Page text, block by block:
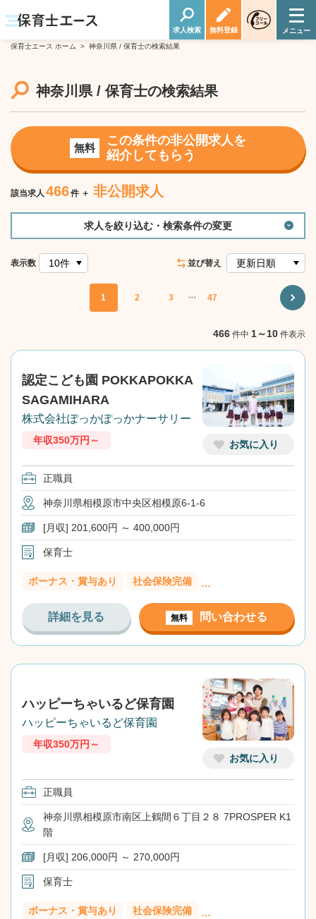
求人検索 無料登録
保育士エース ホーム > 神奈川県 / 保育士の検索結果
神奈川県 / 保育士の検索結果
該当求人 466件 ＋ 非公開求人
無料
この条件の非公開求人を
紹介してもらう
求人を絞り込む・検索条件の変更
表示数
1 2 3 ・・・ 47
並び替え
466 件中 1～10 件表示
お気に入り
認定こども園 POKKAPOKKA
SAGAMIHARA
株式会社ぽっかぽっかナーサリー
年収350万円～
正職員
神奈川県相模原市中央区相模原6-1-6
[月収] 201,600円 ～ 400,000円
保育士
ボーナス・賞与あり 社会保険完備 …
詳細を見る 無料 問い合わせる
お気に入り
ハッピーちゃいるど保育園
ハッピーちゃいるど保育園
年収350万円～
正職員
神奈川県相模原市南区上鶴間６丁目２８ 7PROSPER K1
階
[月収] 206,000円 ～ 270,000円
保育士
ボーナス・賞与あり 社会保険完備 …